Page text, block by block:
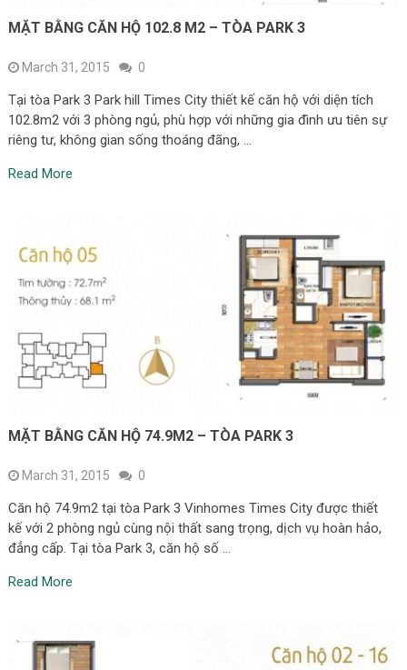
MẶT BẰNG CĂN HỘ 102.8 M2 – TÒA PARK 3
March 31, 2015 0
Tại tòa Park 3 Park hill Times City thiết kế căn hộ với diện tích
102.8m2 với 3 phòng ngủ, phù hợp với những gia đình ưu tiên sự
riêng tư, không gian sống thoáng đãng, …
Read More
MẶT BẰNG CĂN HỘ 74.9M2 – TÒA PARK 3
March 31, 2015 0
Căn hộ 74.9m2 tại tòa Park 3 Vinhomes Times City được thiết
kế với 2 phòng ngủ cùng nội thất sang trọng, dịch vụ hoàn hảo,
đẳng cấp. Tại tòa Park 3, căn hộ số …
Read More